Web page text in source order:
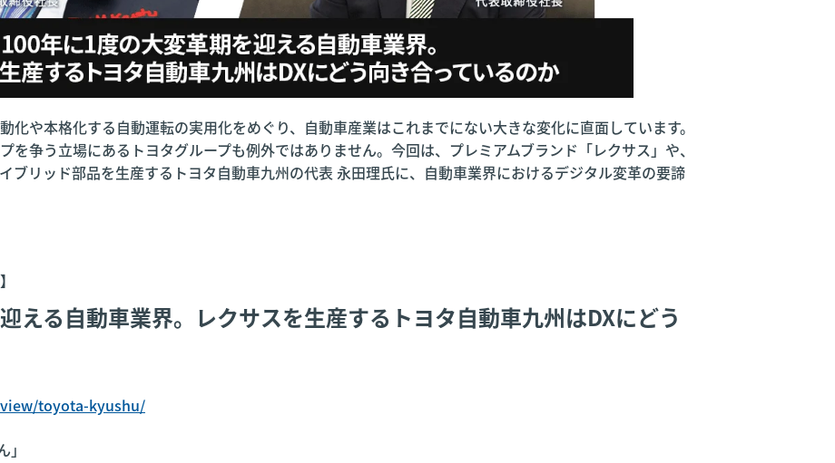
化や本格化する自動運転の実用化をめぐり、自動車産業はこれまでにない大きな変化に直面しています。
を争う立場にあるトヨタグループも例外ではありません。今回は、プレミアムブランド「レクサス」や、
ブリッド部品を生産するトヨタ自動車九州の代表 永田理氏に、自動車業界におけるデジタル変革の要諦
える自動車業界。レクサスを生産するトヨタ自動車九州はDXにどう
toyota-kyushu/